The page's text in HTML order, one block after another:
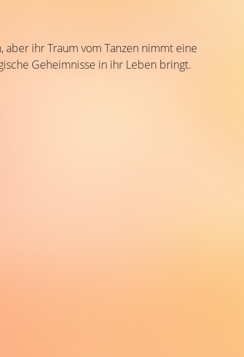
aber ihr Traum vom Tanzen nimmt eine
Geheimnisse in ihr Leben bringt.